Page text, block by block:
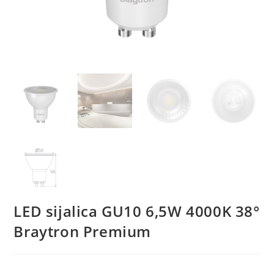
LED sijalica GU10 6,5W 4000K 38°
Braytron Premium